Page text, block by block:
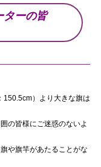
ターの皆
150.5cm）より大きな旗は
の皆様にご迷惑のないよ
や旗竿があたることがな